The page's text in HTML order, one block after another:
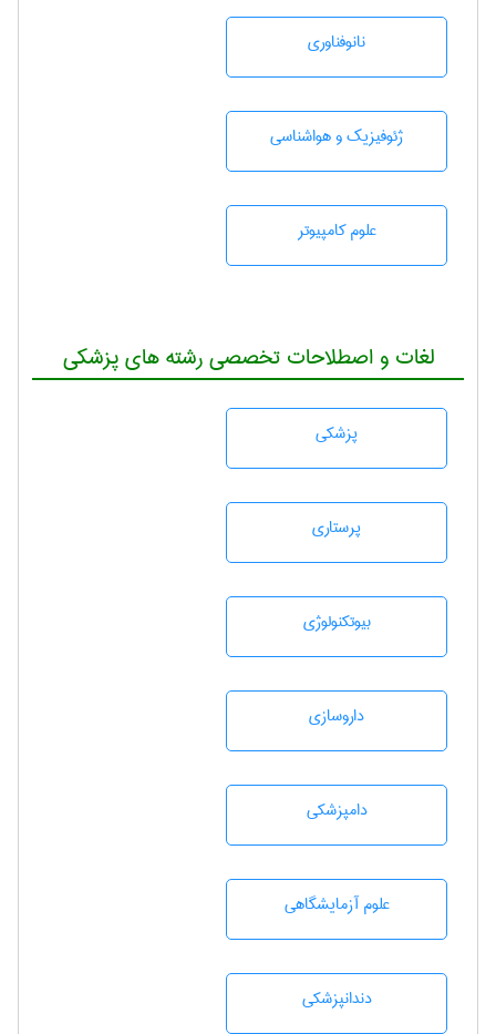
نانوفناوری
ژئوفيزيك و هواشناسی
علوم کامپیوتر
لغات و اصطلاحات تخصصی رشته های پزشکی
پزشكی
پرستاری
بيوتكنولوژی
داروسازی
دامپزشكی
علوم آزمايشگاهی
دندانپزشكی